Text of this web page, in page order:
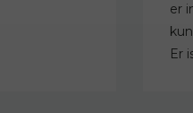
er
Er